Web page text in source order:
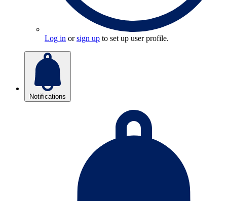
Log in orsign up to set up user profile.
Notifications